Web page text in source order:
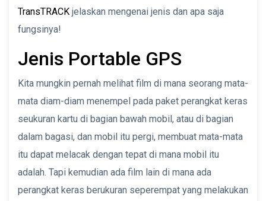
TransTRACK jelaskan mengenai jenis dan apa saja
fungsinya!
Jenis Portable GPS
Kita mungkin pernah melihat film di mana seorang mata-
mata diam-diam menempel pada paket perangkat keras
seukuran kartu di bagian bawah mobil, atau di bagian
dalam bagasi, dan mobil itu pergi, membuat mata-mata
itu dapat melacak dengan tepat di mana mobil itu
adalah. Tapi kemudian ada film lain di mana ada
perangkat keras berukuran seperempat yang melakukan